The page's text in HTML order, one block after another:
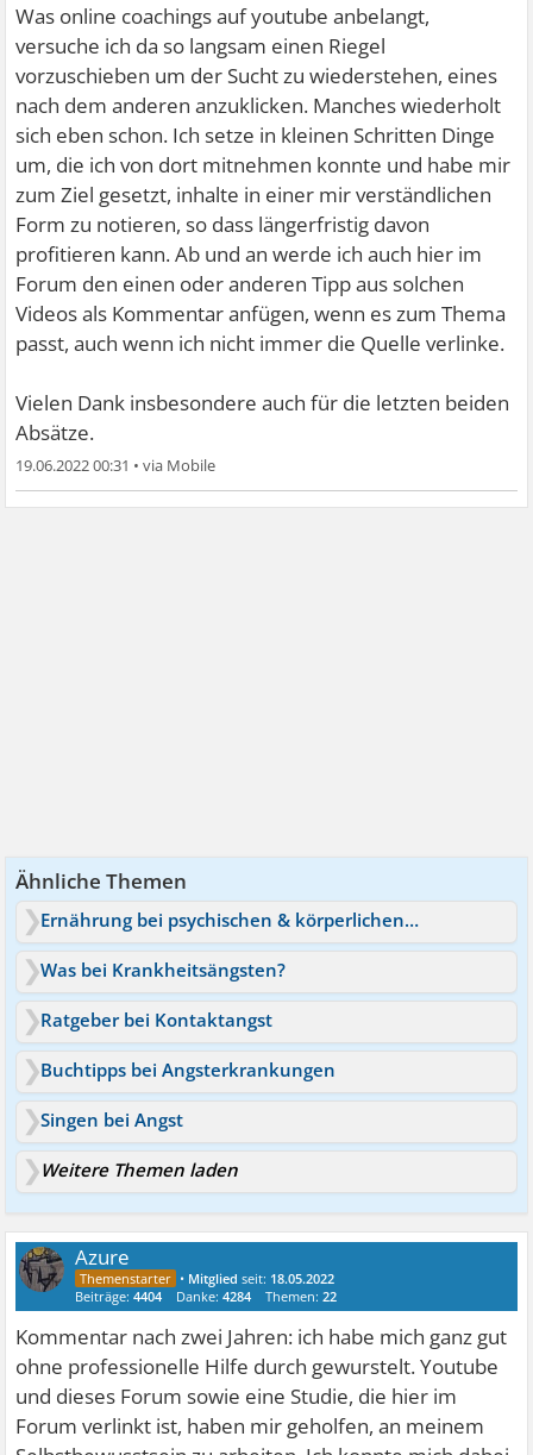
Was online coachings auf youtube anbelangt,
versuche ich da so langsam einen Riegel
vorzuschieben um der Sucht zu wiederstehen, eines
nach dem anderen anzuklicken. Manches wiederholt
sich eben schon. Ich setze in kleinen Schritten Dinge
um, die ich von dort mitnehmen konnte und habe mir
zum Ziel gesetzt, inhalte in einer mir verständlichen
Form zu notieren, so dass längerfristig davon
profitieren kann. Ab und an werde ich auch hier im
Forum den einen oder anderen Tipp aus solchen
Videos als Kommentar anfügen, wenn es zum Thema
passt, auch wenn ich nicht immer die Quelle verlinke.
Vielen Dank insbesondere auch für die letzten beiden
Absätze.
19.06.2022 00:31 •
Ähnliche Themen
Ernährung bei psychischen & körperlichen Erkrankungen
Was bei Krankheitsängsten?
Ratgeber bei Kontaktangst
Buchtipps bei Angsterkrankungen
Singen bei Angst
Weitere Themen laden
Azure
• Mitglied seit: 18.05.2022
Beiträge:4404 Danke:4284 Themen:22
Kommentar nach zwei Jahren: ich habe mich ganz gut
ohne professionelle Hilfe durch gewurstelt. Youtube
und dieses Forum sowie eine Studie, die hier im
Forum verlinkt ist, haben mir geholfen, an meinem